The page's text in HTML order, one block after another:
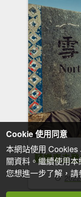
騎機車去
Cookie 使用同意
本網站使用
關資料。繼續使用
您想進一步了解，